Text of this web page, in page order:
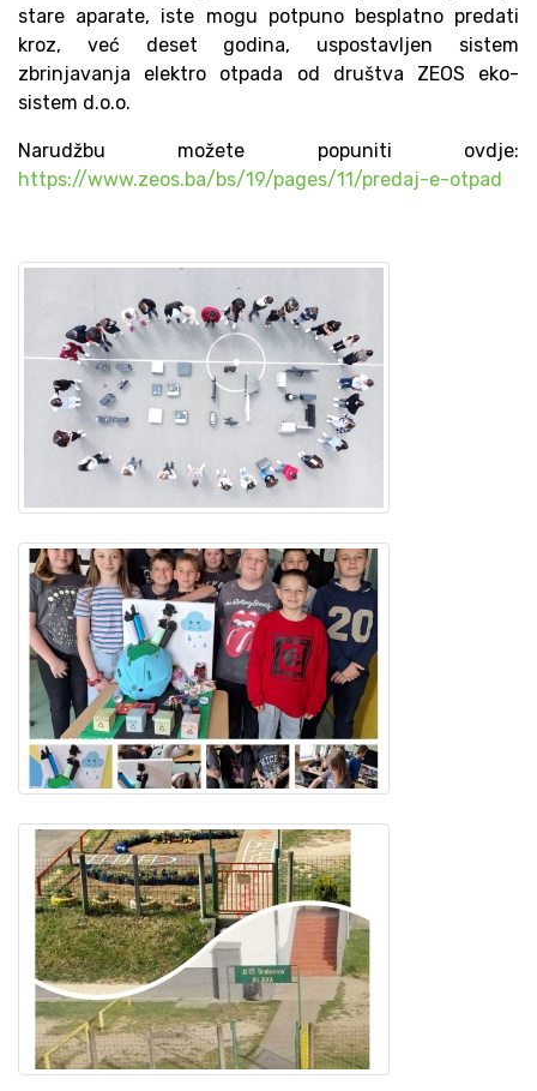
stare aparate, iste mogu potpuno besplatno predati
kroz, već deset godina, uspostavljen sistem
zbrinjavanja elektro otpada od društva ZEOS eko-
sistem d.o.o.
Narudžbu možete popuniti ovdje:
https://www.zeos.ba/bs/19/pages/11/predaj-e-otpad